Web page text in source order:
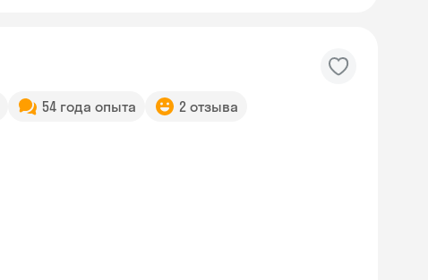
54 года опыта 2 отзыва